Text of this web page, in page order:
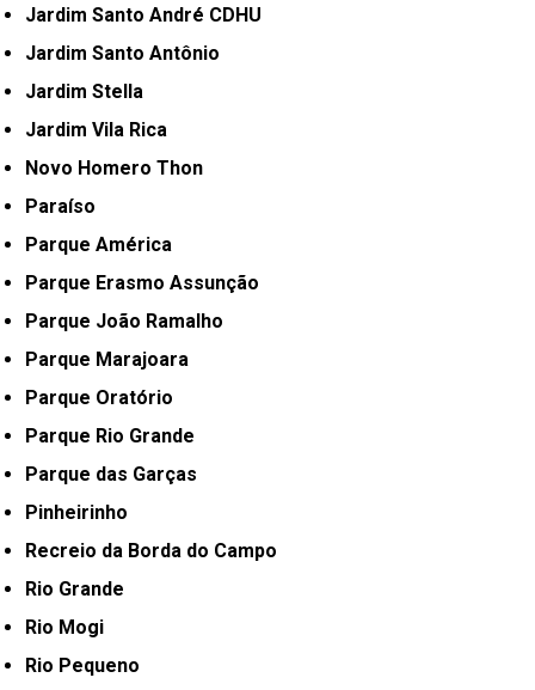
Jardim Santo André CDHU
Jardim Santo Antônio
Jardim Stella
Jardim Vila Rica
Novo Homero Thon
Paraíso
Parque América
Parque Erasmo Assunção
Parque João Ramalho
Parque Marajoara
Parque Oratório
Parque Rio Grande
Parque das Garças
Pinheirinho
Recreio da Borda do Campo
Rio Grande
Rio Mogi
Rio Pequeno